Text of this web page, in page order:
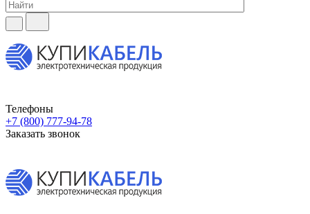
Телефоны
+7 (800) 777-94-78
Заказать звонок